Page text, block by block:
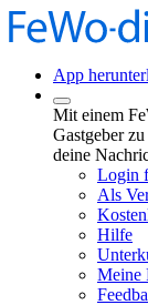
App
Mit einem
Gastgeber
deine
Login
Als
Hilfe
Meine